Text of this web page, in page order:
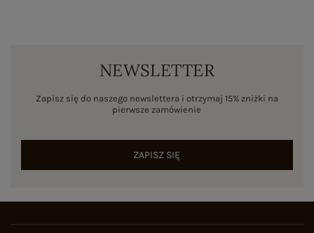
NEWSLETTER
Zapisz się do naszego newslettera i otrzymaj 15% zniżki na
pierwsze zamówienie
ZAPISZ SIĘ